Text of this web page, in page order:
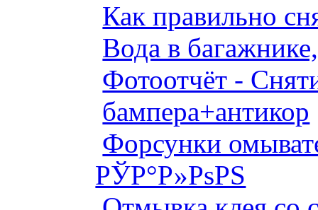
Как правильно
Вода в
Фотоотчёт -
бампера+антикор
Форсунки
РЎР°Р»РѕРЅ